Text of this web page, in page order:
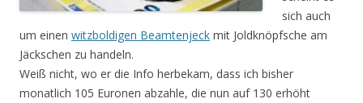
sich auch
um einen witzboldigen Beamtenjeck mit Joldknöpfsche am
Jäckschen zu handeln.
Weiß nicht, wo er die Info herbekam, dass ich bisher
monatlich 105 Euronen abzahle, die nun auf 130 erhöht